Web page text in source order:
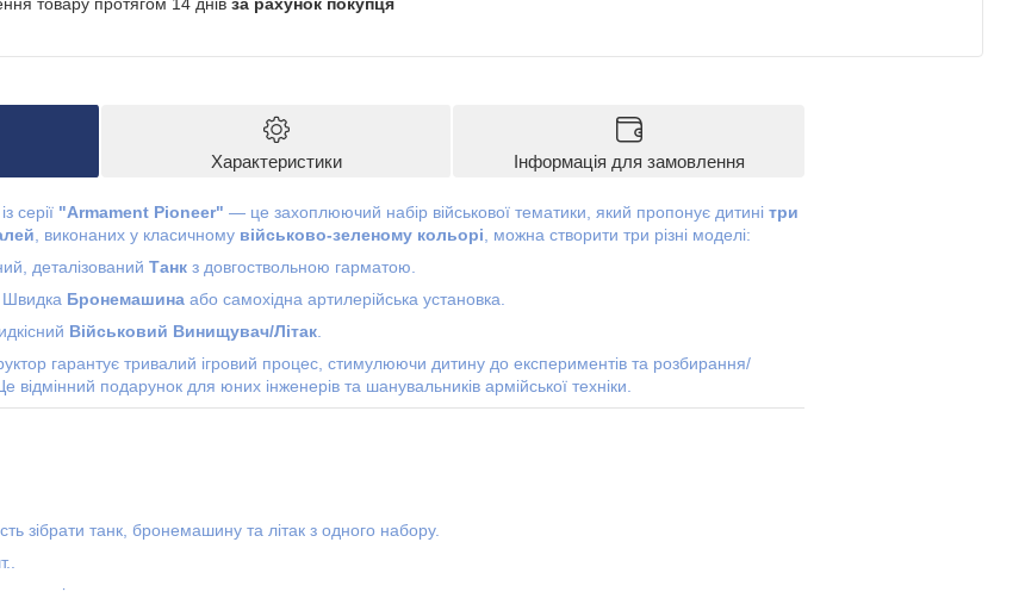
Характеристики Інформація для замовлення
серії "Armament Pioneer" — це захоплюючий набір військової тематики, який пропонує дитині три
, виконаних у класичному військово-зеленому кольорі , можна створити три різні моделі:
деталізований Танк з довгоствольною гарматою.
Швидка Бронемашина або самохідна артилерійська установка.
Військовий Винищувач/Літак
гарантує тривалий ігровий процес, стимулюючи дитину до експериментів та розбирання/
подарунок для юних інженерів та шанувальників армійської техніки.
зібрати танк, бронемашину та літак з одного набору.